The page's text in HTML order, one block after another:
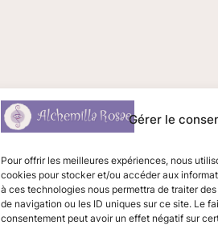
Gérer le
Pour offrir les meilleures expériences, nous
cookies pour stocker et/ou accéder aux
à ces technologies nous permettra de traiter
de navigation ou les ID uniques sur ce site. Le
consentement peut avoir un effet négatif sur